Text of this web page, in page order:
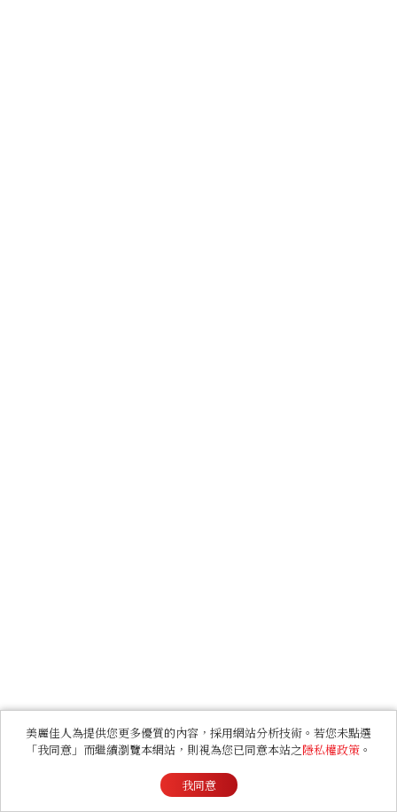
美麗佳人為提供您更多優質的內容，採用網站分析技術。若您未點選
「我同意」而繼續瀏覽本網站，則視為您已同意本站之隱私權政策 。
我同意